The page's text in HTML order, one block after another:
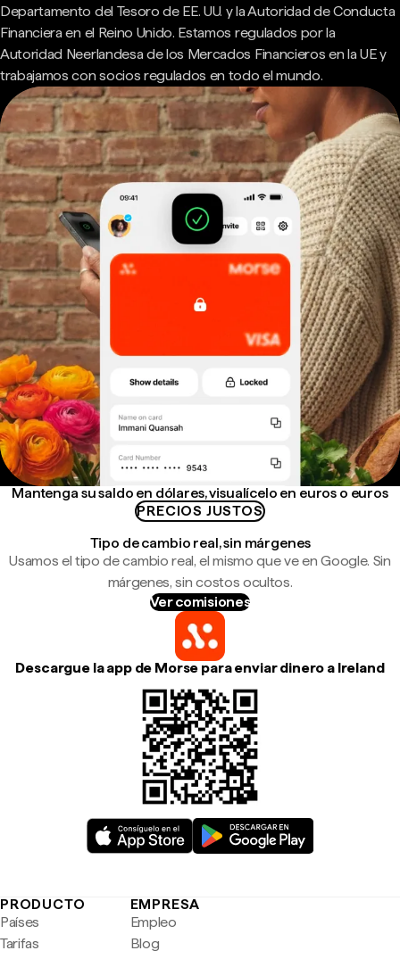
Departamento del Tesoro de EE. UU. y la Autoridad de Conducta
Financiera en el Reino Unido. Estamos regulados por la
Autoridad Neerlandesa de los Mercados Financieros en la UE y
trabajamos con socios regulados en todo el mundo.
Mantenga su saldo en dólares, visualícelo en euros o euros
PRECIOS JUSTOS
Tipo de cambio real, sin márgenes
Usamos el tipo de cambio real, el mismo que ve en Google. Sin
márgenes, sin costos ocultos.
Ver comisiones
Descargue la app de Morse para enviar dinero a Ireland
PRODUCTO
Países
Tarifas
EMPRESA
Empleo
Blog